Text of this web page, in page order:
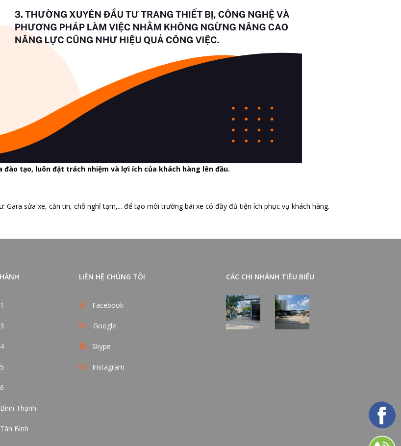
đào tạo, luôn đặt trách nhiệm và lợi ích của khách hàng lên đầu.
Gara sửa xe, căn tin, chỗ nghỉ tạm,... để tạo môi trường bãi xe có đầy đủ tiện ích phục vụ khách hàng.
Thạnh
Bình
LIÊN HỆ CHÚNG TÔI
Facebook
Google
Skype
Instagram
CÁC CHI NHÁNH TIÊU BIỂU